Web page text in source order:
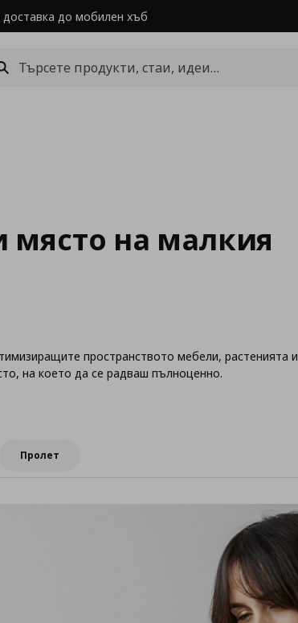
доставка до мобилен хъб
място на малкия
пространството мебели, растенията и
на което да се радваш пълноценно.
Пролет